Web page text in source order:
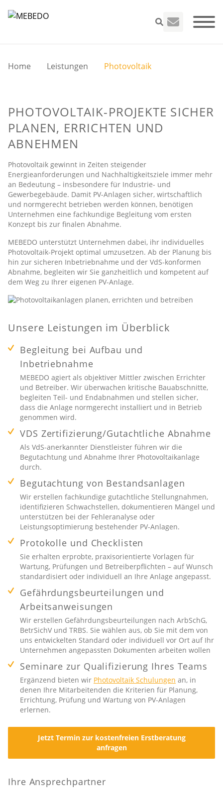
Infos
Home Leistungen Photovoltaik
PHOTOVOLTAIK-PROJEKTE SICHER
PLANEN, ERRICHTEN UND
ABNEHMEN
Photovoltaik gewinnt in Zeiten steigender
Energieanforderungen und Nachhaltigkeitsziele immer mehr
an Bedeutung – insbesondere für Industrie- und
Gewerbegebäude. Damit PV-Anlagen sicher, wirtschaftlich
und normgerecht betrieben werden können, benötigen
Unternehmen eine fachkundige Begleitung vom ersten
Konzept bis zur finalen Abnahme.
MEBEDO unterstützt Unternehmen dabei, ihr individuelles
Photovoltaik-Projekt optimal umzusetzen. Ab der Planung bis
hin zur sicheren Inbetriebnahme und der VdS-konformen
Abnahme, begleiten wir Sie ganzheitlich und kompetent auf
dem Weg zu Ihrer eigenen PV-Anlage.
Unsere Leistungen im Überblick
Begleitung bei Aufbau und
Inbetriebnahme
MEBEDO agiert als objektiver Mittler zwischen Errichter
und Betreiber. Wir überwachen kritische Bauabschnitte,
begleiten Teil- und Endabnahmen und stellen sicher,
dass die Anlage normgerecht installiert und in Betrieb
genommen wird.
VDS Zertifizierung/Gutachtliche Abnahme
Als VdS-anerkannter Dienstleister führen wir die
Begutachtung und Abnahme Ihrer Photovoltaikanlage
durch.
Begutachtung von Bestandsanlagen
Wir erstellen fachkundige gutachtliche Stellungnahmen,
identifizieren Schwachstellen, dokumentieren Mängel und
unterstützen bei der Fehleranalyse oder
Leistungsoptimierung bestehender PV-Anlagen.
Protokolle und Checklisten
Sie erhalten erprobte, praxisorientierte Vorlagen für
Wartung, Prüfungen und Betreiberpflichten – auf Wunsch
standardisiert oder individuell an Ihre Anlage angepasst.
Gefährdungsbeurteilungen und
Arbeitsanweisungen
Wir erstellen Gefährdungsbeurteilungen nach ArbSchG,
BetrSichV und TRBS. Sie wählen aus, ob Sie mit dem von
uns entwickelten Standard oder individuell vor Ort auf Ihr
Unternehmen angepassten Dokumenten arbeiten wollen
Seminare zur Qualifizierung Ihres Teams
Ergänzend bieten wir Photovoltaik Schulungen an, in
denen Ihre Mitarbeitenden die Kriterien für Planung,
Errichtung, Prüfung und Wartung von PV-Anlagen
erlernen.
Jetzt Termin zur kostenfreien Erstberatung
anfragen
Ihre Ansprechpartner